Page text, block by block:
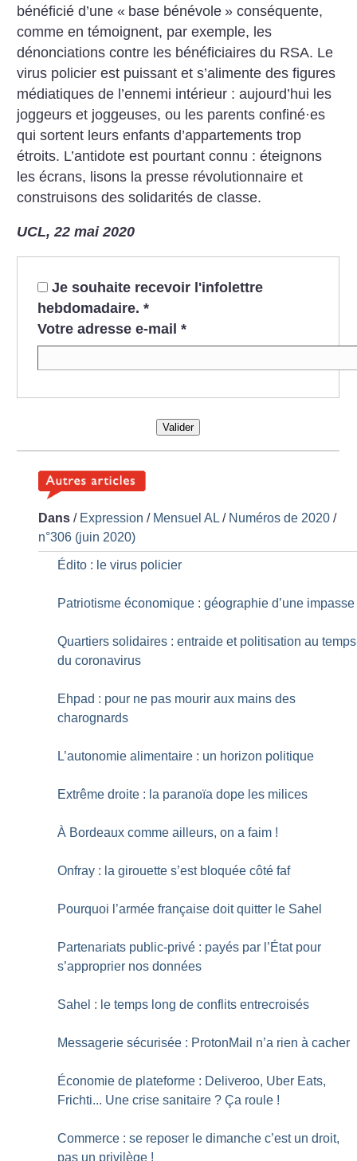
bénéficié d’une « base bénévole » conséquente,
comme en témoignent, par exemple, les
dénonciations contre les bénéficiaires du RSA. Le
virus policier est puissant et s’alimente des figures
médiatiques de l’ennemi intérieur : aujourd’hui les
joggeurs et joggeuses, ou les parents confiné·es
qui sortent leurs enfants d’appartements trop
étroits. L’antidote est pourtant connu : éteignons
les écrans, lisons la presse révolutionnaire et
construisons des solidarités de classe.
UCL, 22 mai 2020
Je souhaite recevoir l'infolettre
hebdomadaire. *
Votre adresse e-mail *
Valider
Dans / Expression / Mensuel AL / Numéros de 2020 /
n°306 (juin 2020)
Édito : le virus policier
Patriotisme économique : géographie d’une impasse
Quartiers solidaires : entraide et politisation au temps
du coronavirus
Ehpad : pour ne pas mourir aux mains des
charognards
L’autonomie alimentaire : un horizon politique
Extrême droite : la paranoïa dope les milices
À Bordeaux comme ailleurs, on a faim !
Onfray : la girouette s’est bloquée côté faf
Pourquoi l’armée française doit quitter le Sahel
Partenariats public-privé : payés par l’État pour
s’approprier nos données
Sahel : le temps long de conflits entrecroisés
Messagerie sécurisée : ProtonMail n’a rien à cacher
Économie de plateforme : Deliveroo, Uber Eats,
Frichti... Une crise sanitaire ? Ça roule !
Commerce : se reposer le dimanche c’est un droit,
pas un privilège !